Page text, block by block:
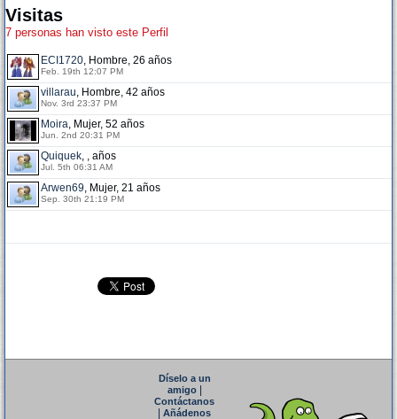
Visitas
7 personas han visto este Perfil
ECI1720, Hombre, 26 años
Feb. 19th 12:07 PM
villarau, Hombre, 42 años
Nov. 3rd 23:37 PM
Moira, Mujer, 52 años
Jun. 2nd 20:31 PM
Quiquek, , años
Jul. 5th 06:31 AM
Arwen69, Mujer, 21 años
Sep. 30th 21:19 PM
Díselo a un
amigo|
Contáctanos
Añádenos